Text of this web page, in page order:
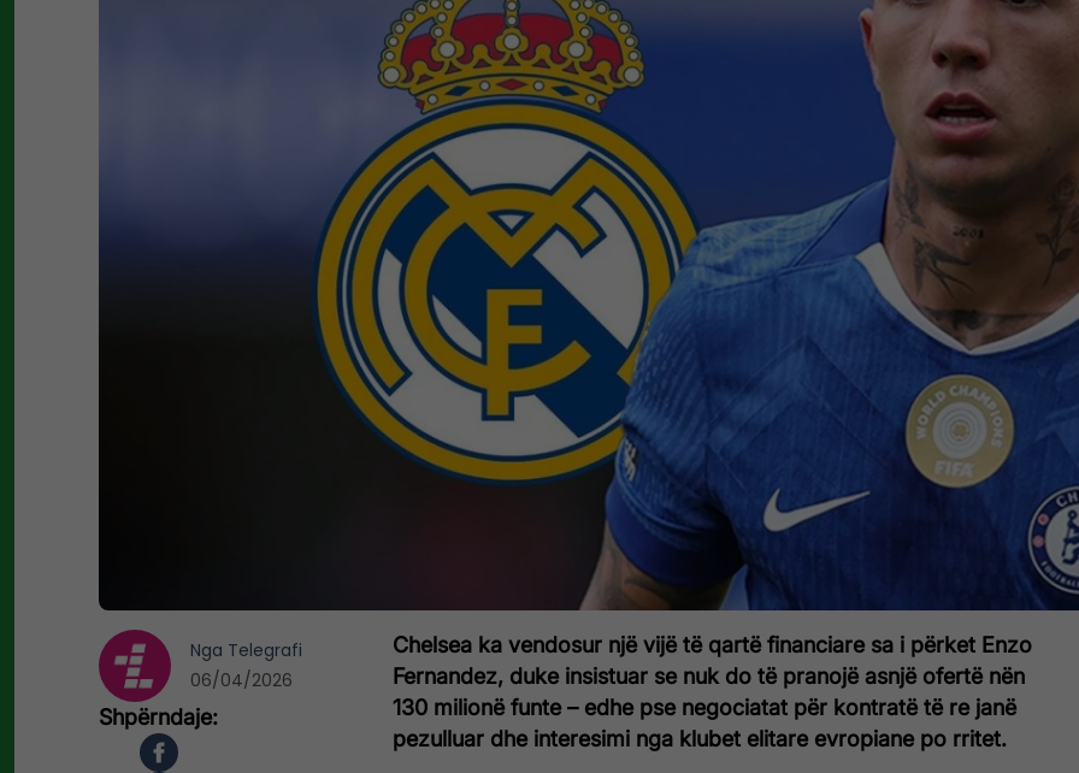
Chelsea ka vendosur një vijë të qartë financiare sa i përket Enzo
Fernandez, duke insistuar se nuk do të pranojë asnjë ofertë nën
130 milionë funte – edhe pse negociatat për kontratë të re janë
pezulluar dhe interesimi nga klubet elitare evropiane po rritet.
Nga Telegrafi
06/04/2026